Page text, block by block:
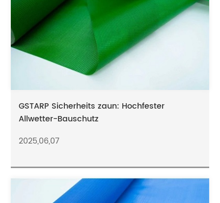
GSTARP Sicherheits zaun: Hochfester
Allwetter-Bauschutz
2025,06,07